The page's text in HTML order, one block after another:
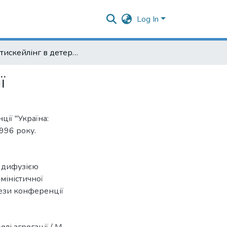
Log In
Мультискейлінг в детерміністичній моделі агрегації
"Україна:
року.
конференції